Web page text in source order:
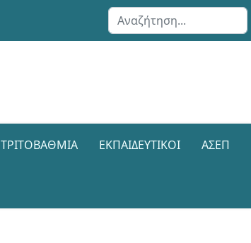
Αναζήτηση...
ΤΡΙΤΟΒΆΘΜΙΑ ΕΚΠΑΙΔΕΥΤΙΚΟΊ ΑΣΕΠ